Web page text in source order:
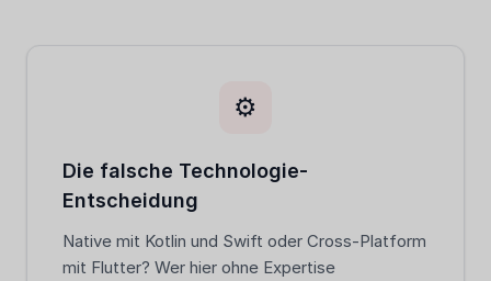
⚙️
Die falsche Technologie-
Entscheidung
Native mit Kotlin und Swift oder Cross-Platform
mit Flutter? Wer hier ohne Expertise